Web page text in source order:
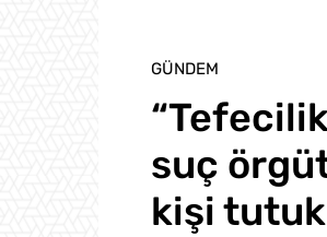
GÜNDEM
suç
kişi